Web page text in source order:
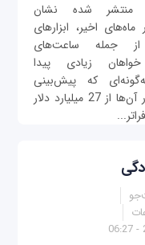
منتشر شده نشان
اخیر، ابزارهای
از جمله ساعت‌های
زیادی پیدا
که پیش‌بینی
می‌شود بازار آن‌ها از 27 میلیارد دلار